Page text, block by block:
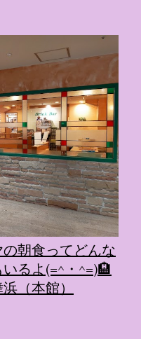
朝食ってどんな
るよ(=^・^=)🏨
（本館）